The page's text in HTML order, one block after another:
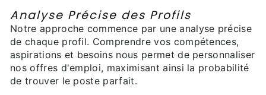
Analyse Précise des Profils
Notre approche commence par une analyse précise
de chaque profil. Comprendre vos compétences,
aspirations et besoins nous permet de personnaliser
nos offres d'emploi, maximisant ainsi la probabilité
de trouver le poste parfait.